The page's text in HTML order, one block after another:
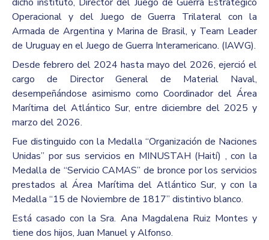
Operacional y del Juego de Guerra Trilateral con la
Armada de Argentina y Marina de Brasil, y Team Leader
de Uruguay en el Juego de Guerra Interamericano. (IAWG).
Desde febrero del 2024 hasta mayo del 2026, ejerció el
cargo de Director General de Material Naval,
desempeñándose asimismo como Coordinador del Área
Marítima del Atlántico Sur, entre diciembre del 2025 y
marzo del 2026.
Fue distinguido con la Medalla “Organización de Naciones
Unidas” por sus servicios en MINUSTAH (Haití) , con la
Medalla de “Servicio CAMAS” de bronce por los servicios
prestados al Área Marítima del Atlántico Sur, y con la
Medalla “15 de Noviembre de 1817” distintivo blanco.
Está casado con la Sra. Ana Magdalena Ruiz Montes y
tiene dos hijos, Juan Manuel y Alfonso.